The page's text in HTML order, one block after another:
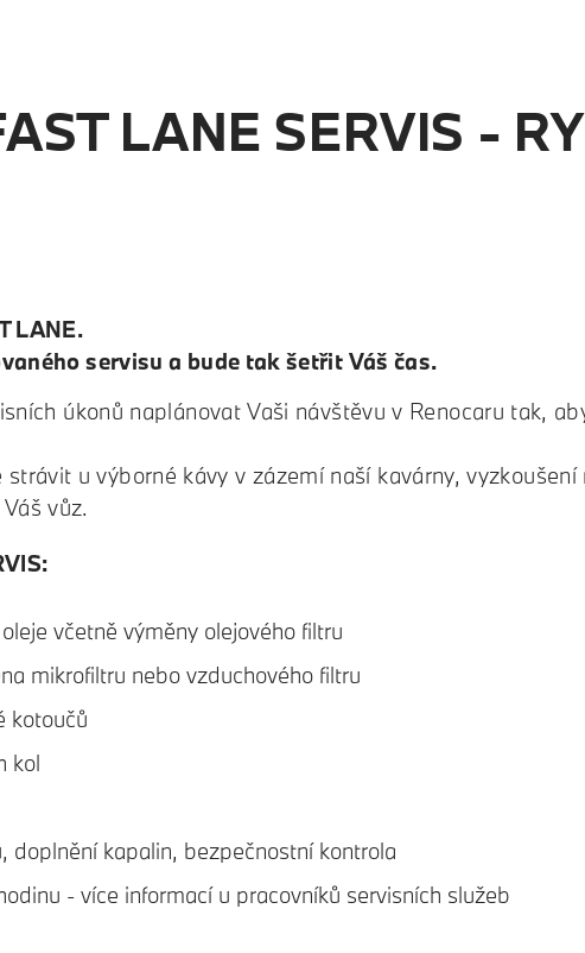
LANE SERVIS -
LANE.
servisu a bude tak šetřit Váš čas.
úkonů naplánovat Vaši návštěvu v Renocaru tak,
u výborné kávy v zázemí naší kavárny,
vůz.
včetně výměny olejového filtru
mikrofiltru nebo vzduchového filtru
kotoučů
kol
doplnění kapalin, bezpečnostní kontrola
- více informací u pracovníků servisních služeb